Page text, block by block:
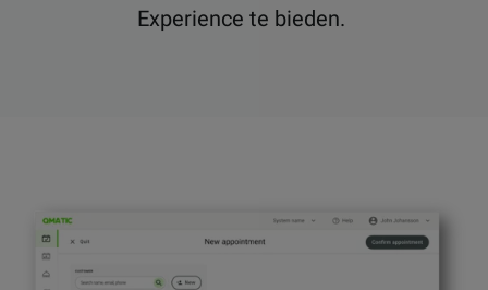
Experience te bieden.